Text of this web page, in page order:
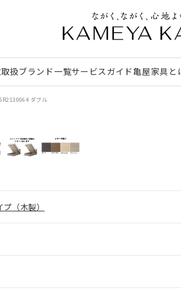
取扱ブランド一覧サービスガイド亀屋家具と
ダブル
（木製）